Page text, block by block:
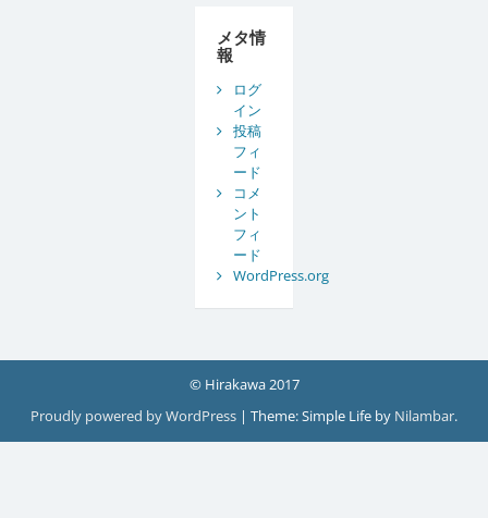
ブ
メタ情
報
ログ
イン
投稿
フィ
ード
コメ
ント
フィ
ード
WordPress.org
© Hirakawa 2017
Proudly powered by WordPress | Theme: Simple Life by Nilambar.